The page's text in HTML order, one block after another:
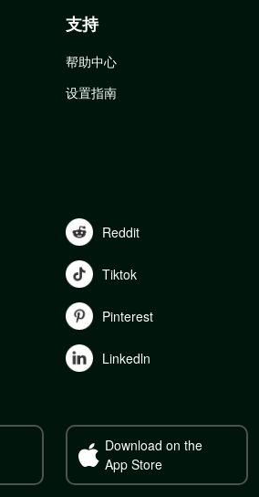
支持
帮助中心
设置指南
Reddit
Tiktok
Pinterest
Linkedln
Download on the
App Store